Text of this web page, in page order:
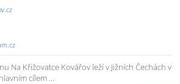
Na Křižovatce Kovářov leží v Jižních Čechách v
cílem ...